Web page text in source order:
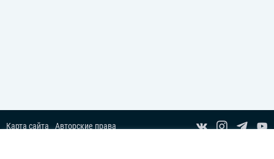
Карта сайта
Авторские права